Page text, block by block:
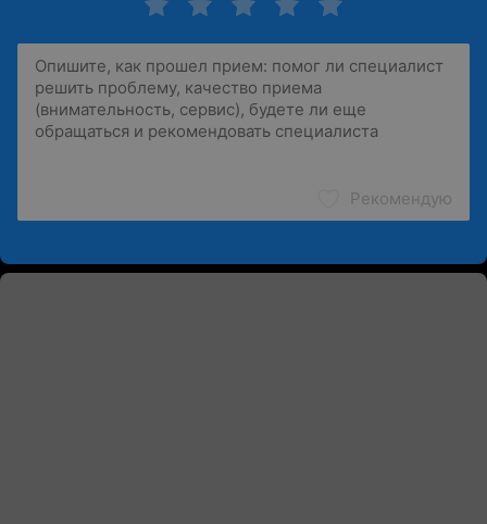
Рекомендую